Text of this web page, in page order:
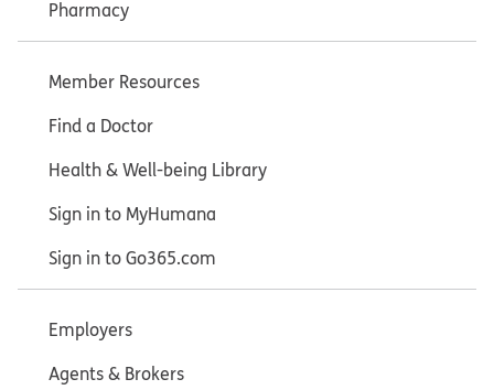
Pharmacy
Member Resources
Find a Doctor
Health & Well-being Library
Sign in to MyHumana
Sign in to Go365.com
Employers
Agents & Brokers